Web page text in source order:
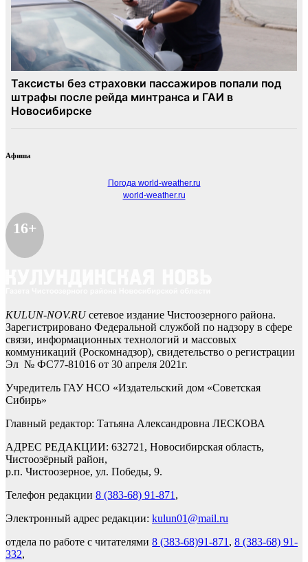
Афиша
Погода world-weather.ru
world-weather.ru
16+
KULUN-NOV.RUсетевое издание Чистоозерного района.
Зарегистрировано Федеральной службой по надзору в сфере
связи, информационных технологий и массовых
коммуникаций (Роскомнадзор), свидетельство о регистрации
Эл № ФС77-81016 от 30 апреля 2021г.
Учредитель ГАУ НСО «Издательский дом «Советская
Сибирь»
Главный редактор: Татьяна Александровна ЛЕСКОВА
АДРЕС РЕДАКЦИИ: 632721, Новосибирская область,
Чистоозёрный район,
р.п. Чистоозерное, ул. Победы, 9.
Телефон редакции 8 (383-68) 91-871 ,
Электронный адрес редакции: kulun01@mail.ru
отдела по работе с читателями 8 (383-68)91-871 , 8 (383-68) 91-
332,